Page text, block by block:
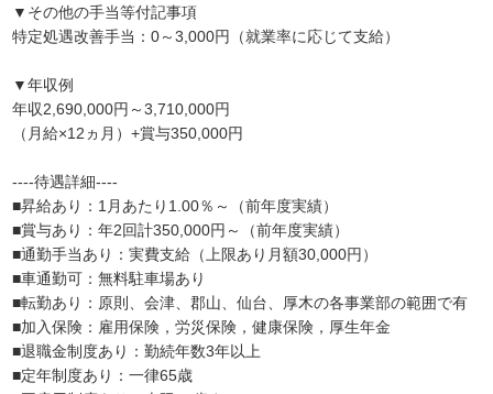
▼その他の手当等付記事項
特定処遇改善手当：0～3,000円（就業率に応じて支給）
▼年収例
年収2,690,000円～3,710,000円
（月給×12ヵ月）+賞与350,000円
----待遇詳細----
■昇給あり：1月あたり1.00％～（前年度実績）
■賞与あり：年2回計350,000円～（前年度実績）
■通勤手当あり：実費支給（上限あり月額30,000円）
■車通勤可：無料駐車場あり
■転勤あり：原則、会津、郡山、仙台、厚木の各事業部の範囲で有
■加入保険：雇用保険，労災保険，健康保険，厚生年金
■退職金制度あり：勤続年数3年以上
■定年制度あり：一律65歳